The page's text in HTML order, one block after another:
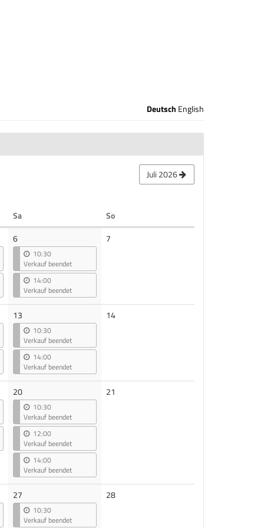
Deutsch English
Juli 2026
SaSamstag SoSonntag
6
10:30
Verkauf beendet
14:00
Verkauf beendet
7
13
10:30
Verkauf beendet
14:00
Verkauf beendet
14Keine
20
10:30
Verkauf beendet
12:00
Verkauf beendet
14:00
Verkauf beendet
21
27
10:30
Verkauf beendet
28Keine